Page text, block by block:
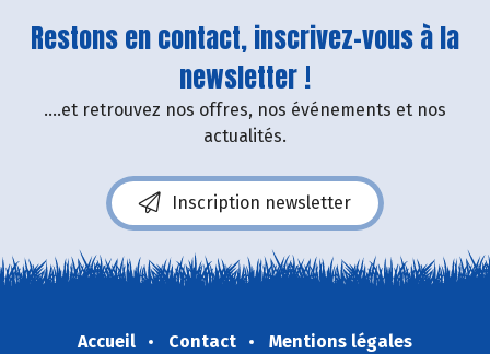
Restons en contact, inscrivez-vous à la
newsletter !
....et retrouvez nos offres, nos événements et nos
actualités.
Inscription newsletter
Accueil Contact
Mentions légales